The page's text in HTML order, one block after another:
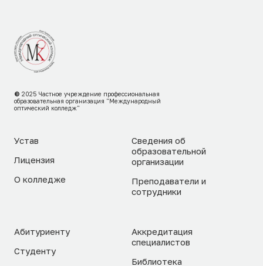
© 2025 Частное учреждение профессиональная
образовательная организация "Международный
оптический колледж"
Устав
Лицензия
О колледже
Сведения об
образовательной
организации
Преподаватели и
сотрудники
Абитуриенту
Студенту
Аккредитация
специалистов
Библиотека